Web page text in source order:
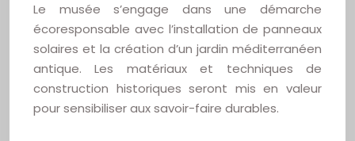
Le musée s’engage dans une démarche
écoresponsable avec l’installation de panneaux
solaires et la création d’un jardin méditerranéen
antique. Les matériaux et techniques de
construction historiques seront mis en valeur
pour sensibiliser aux savoir-faire durables.